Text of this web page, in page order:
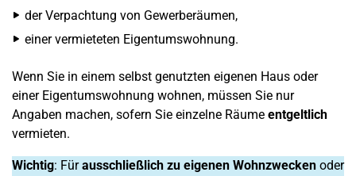
der Verpachtung von Gewerberäumen,
einer vermieteten Eigentumswohnung.
Wenn Sie in einem selbst genutzten eigenen Haus oder
einer Eigentumswohnung wohnen, müssen Sie nur
Angaben machen, sofern Sie einzelne Räume entgeltlich
vermieten.
Wichtig: Fürausschließlich zu eigenen Wohnzwecken oder